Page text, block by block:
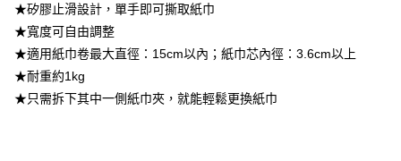
★矽膠止滑設計，單手即可撕取紙巾
★寬度可自由調整
★適用紙巾卷最大直徑：15cm以內；紙巾芯內徑：3.6cm以上
★耐重約1kg
★只需拆下其中一側紙巾夾，就能輕鬆更換紙巾